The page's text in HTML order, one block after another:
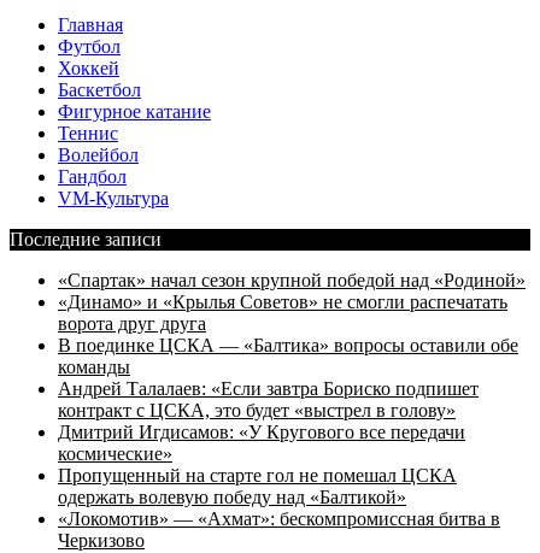
Главная
Футбол
Хоккей
Баскетбол
Фигурное катание
Теннис
Волейбол
Гандбол
VM-Культура
Последние записи
«Спартак» начал сезон крупной победой над «Родиной»
«Динамо» и «Крылья Советов» не смогли распечатать
ворота друг друга
В поединке ЦСКА — «Балтика» вопросы оставили обе
команды
Андрей Талалаев: «Если завтра Бориско подпишет
контракт с ЦСКА, это будет «выстрел в голову»
Дмитрий Игдисамов: «У Кругового все передачи
космические»
Пропущенный на старте гол не помешал ЦСКА
одержать волевую победу над «Балтикой»
«Локомотив» — «Ахмат»: бескомпромиссная битва в
Черкизово